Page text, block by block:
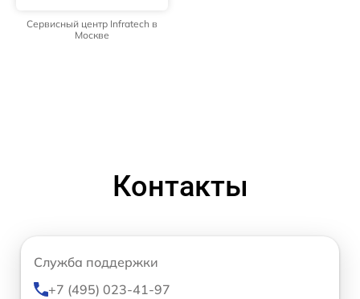
Сервисный центр Infratech в
Москве
Контакты
Служба поддержки
+7 (495) 023-41-97